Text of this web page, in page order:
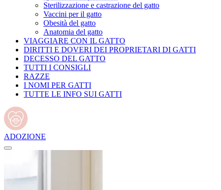
Sterilizzazione e castrazione del gatto
Vaccini per il gatto
Obesità del gatto
Anatomia del gatto
VIAGGIARE CON IL GATTO
DIRITTI E DOVERI DEI PROPRIETARI DI GATTI
DECESSO DEL GATTO
TUTTI I CONSIGLI
RAZZE
I NOMI PER GATTI
TUTTE LE INFO SUI GATTI
ADOZIONE